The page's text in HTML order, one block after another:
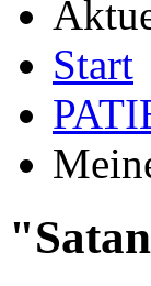
Start